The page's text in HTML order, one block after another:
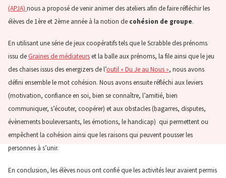
(APJA) nous a proposé de venir animer des ateliers afin de faire réfléchir les
élèves de 1èreet 2èmeannée à la notion de cohésion de groupe.
En utilisant une série de jeux coopératifs tels que le Scrabble des prénoms
issu deGraines de médiateurset la balle aux prénoms, la file ainsi que le jeu
des chaises issus des energizers de l’outil « Du Je au Nous », nous avons
défini ensemble le mot cohésion. Nous avons ensuite réfléchi aux leviers
(motivation, confiance en soi, bien se connaître, l’amitié, bien
communiquer, s’écouter, coopérer) et aux obstacles (bagarres, disputes,
évènements bouleversants, les émotions, le handicap) qui permettent ou
empêchent la cohésion ainsi que les raisons qui peuvent pousser les
personnes à s’unir.
En conclusion, les élèves nous ont confié que les activités leur avaient permis